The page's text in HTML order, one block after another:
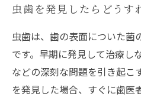
虫歯を発見したらどうす
虫歯は、歯の表面についた菌
です。早期に発見して治療し
などの深刻な問題を引き起こ
を発見した場合、すぐに歯医